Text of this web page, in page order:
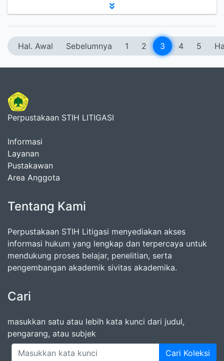
Hal. Awal Sebelumnya 1 2 3 4 5
Perpustakaan STIH LITIGASI
Informasi
Layanan
Pustakawan
Area Anggota
Tentang Kami
Perpustakaan STIH Litigasi menyediakan akses
informasi hukum yang lengkap dan terpercaya untuk
mendukung proses belajar, penelitian, serta
pengembangan akademik sivitas akademika.
Cari
masukkan satu atau lebih kata kunci dari judul,
pengarang, atau subjek
Cari Koleksi